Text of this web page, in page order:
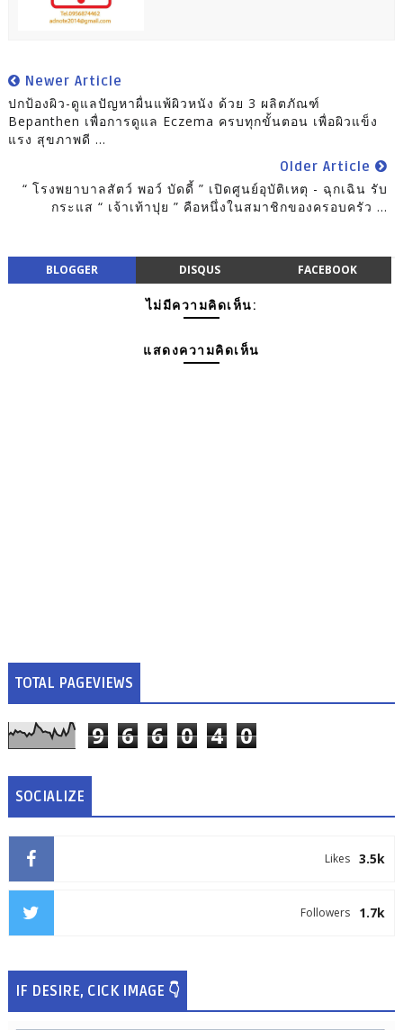
Newer Article
ปกป้องผิว-ดูแลปัญหาผื่นแพ้ผิวหนัง ด้วย 3 ผลิตภัณฑ์
Bepanthen เพื่อการดูแล Eczema ครบทุกขั้นตอน เพื่อผิวแข็ง
แรง สุขภาพดี ...
Older Article
“ โรงพยาบาลสัตว์ พอว์ บัดดี้ ” เปิดศูนย์อุบัติเหตุ - ฉุกเฉิน รับ
กระแส “ เจ้าเท้าปุย ” คือหนึ่งในสมาชิกของครอบครัว ...
BLOGGER DISQUS FACEBOOK
ไม่มีความคิดเห็น:
แสดงความคิดเห็น
TOTAL PAGEVIEWS
9 6 6 0 4 0
SOCIALIZE
3.5k
Likes
1.7k
Followers
IF DESIRE, CICK IMAGE 👇